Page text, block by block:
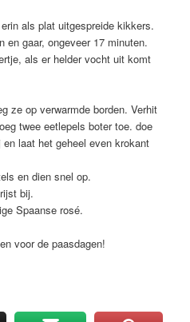
als plat uitgespreide kikkers.
en gaar, ongeveer 17 minuten.
als er helder vocht uit komt
ze op verwarmde borden. Verhit
twee eetlepels boter toe. doe
laat het geheel even krokant
en dien snel op.
bij.
Spaanse rosé.
voor de paasdagen!